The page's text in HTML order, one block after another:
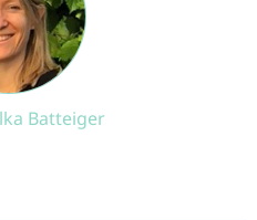
Batteiger